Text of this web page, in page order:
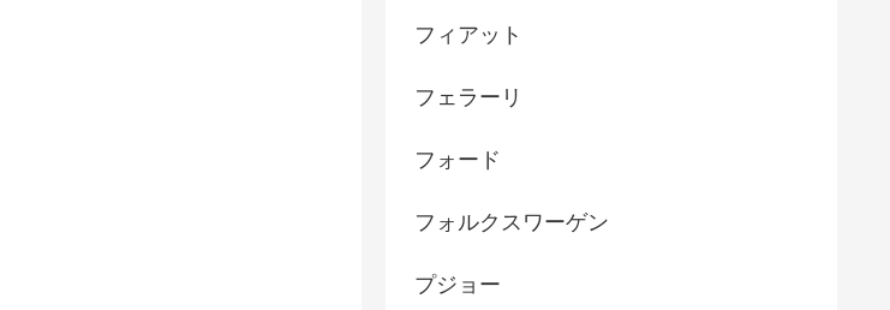
フィアット
フェラーリ
フォード
フォルクスワーゲン
プジョー